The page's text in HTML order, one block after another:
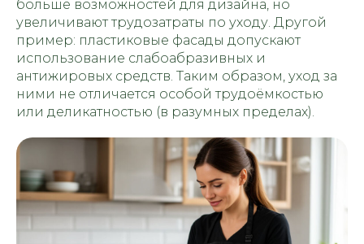
больше возможностей для дизайна, но
увеличивают трудозатраты по уходу. Другой
пример: пластиковые фасады допускают
использование слабоабразивных и
антижировых средств. Таким образом, уход за
ними не отличается особой трудоёмкостью
или деликатностью (в разумных пределах).